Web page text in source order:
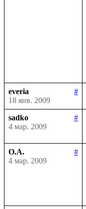
everia
#
18 янв. 2009
sadko
#
4 мар. 2009
О.А.
#
4 мар. 2009